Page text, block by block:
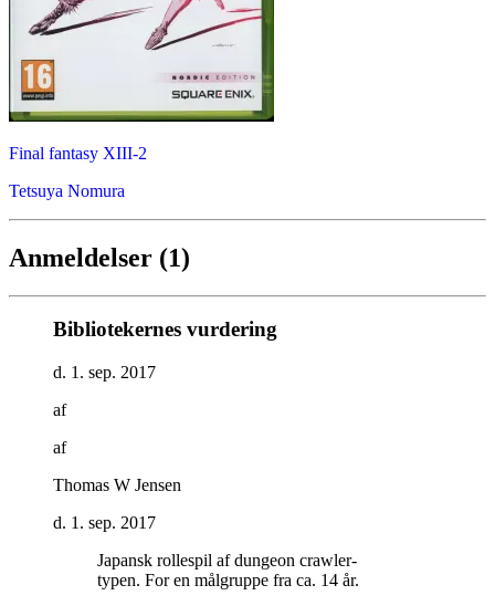
Final fantasy XIII-2
Tetsuya Nomura
Anmeldelser (1)
Bibliotekernes vurdering
d. 1. sep. 2017
af
af
Thomas W Jensen
d. 1. sep. 2017
Japansk rollespil af dungeon crawler-
typen. For en målgruppe fra ca. 14 år.